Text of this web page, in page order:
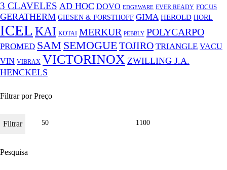
3 CLAVELES AD HOC DOVO EDGEWARE EVER READY FOCUS
GERATHERM GIESEN & FORSTHOFF GIMA HEROLD HORL
ICEL KAI KOTAI MERKUR PEBBLY POLYCARPO
PROMED SAM SEMOGUETOJIRO TRIANGLE VACU
VIN VIBRAX VICTORINOX ZWILLING J.A.
HENCKELS
Filtrar por Preço
Filtrar
Pesquisa